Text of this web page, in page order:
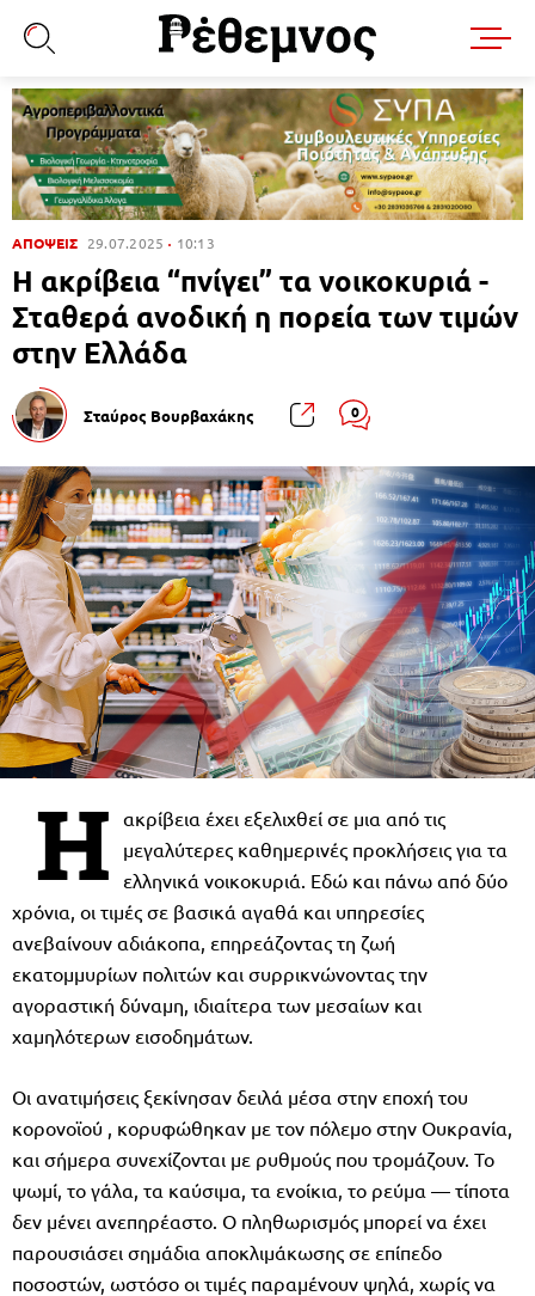
ΑΠΟΨΕΙΣ 29.07.2025 10:13
Η ακρίβεια “πνίγει” τα νοικοκυριά -
Σταθερά ανοδική η πορεία των τιμών
στην Ελλάδα
Σταύρος Βουρβαχάκης 0
Η ακρίβεια έχει εξελιχθεί σε μια από τις
μεγαλύτερες καθημερινές προκλήσεις για τα
ελληνικά νοικοκυριά. Εδώ και πάνω από δύο
χρόνια, οι τιμές σε βασικά αγαθά και υπηρεσίες
ανεβαίνουν αδιάκοπα, επηρεάζοντας τη ζωή
εκατομμυρίων πολιτών και συρρικνώνοντας την
αγοραστική δύναμη, ιδιαίτερα των μεσαίων και
χαμηλότερων εισοδημάτων.
Οι ανατιμήσεις ξεκίνησαν δειλά μέσα στην εποχή του
κορονοϊού , κορυφώθηκαν με τον πόλεμο στην Ουκρανία,
και σήμερα συνεχίζονται με ρυθμούς που τρομάζουν. Το
ψωμί, το γάλα, τα καύσιμα, τα ενοίκια, το ρεύμα — τίποτα
δεν μένει ανεπηρέαστο. Ο πληθωρισμός μπορεί να έχει
παρουσιάσει σημάδια αποκλιμάκωσης σε επίπεδο
ποσοστών, ωστόσο οι τιμές παραμένουν ψηλά, χωρίς να